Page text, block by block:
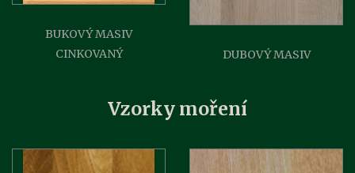
BUKOVÝ MASIV
CINKOVANÝ
DUBOVÝ MASIV
Vzorky moření